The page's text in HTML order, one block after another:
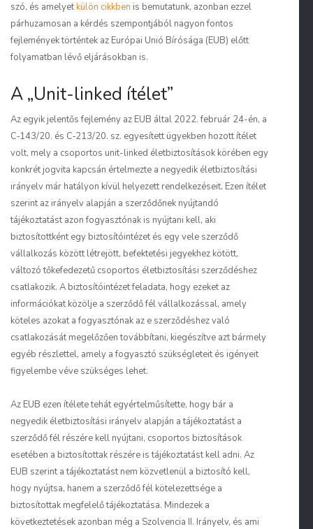
szó, és amelyetkülön cikkben is bemutatunk, azonban ezzel
párhuzamosan a kérdés szempontjából nagyon fontos
fejlemények történtek az Európai Unió Bírósága (EUB) előtt
folyamatban lévő eljárásokban is.
A „Unit-linked ítélet”
Az egyik jelentős fejlemény az EUB által 2022. február 24-én, a
C‑143/20. és C‑213/20. sz. egyesített ügyekben hozott ítélet
volt, mely a csoportos unit-linked életbiztosítások körében egy
konkrét jogvita kapcsán értelmezte a negyedik életbiztosítási
irányelv már hatályon kívül helyezett rendelkezéseit. Ezen ítélet
szerint az irányelv alapján a szerződőnek nyújtandó
tájékoztatást azon fogyasztónak is nyújtani kell, aki
biztosítottként egy biztosítóintézet és egy vele szerződő
vállalkozás között létrejött, befektetési jegyekhez kötött,
változó tőkefedezetű csoportos életbiztosítási szerződéshez
csatlakozik. A biztosítóintézet feladata, hogy ezeket az
információkat közölje a szerződő fél vállalkozással, amely
köteles azokat a fogyasztónak az e szerződéshez való
csatlakozását megelőzően továbbítani, kiegészítve azt bármely
egyéb részlettel, amely a fogyasztó szükségleteit és igényeit
figyelembe véve szükséges lehet.
Az EUB ezen ítélete tehát egyértelműsítette, hogy bár a
negyedik életbiztosítási irányelv alapján a tájékoztatást a
szerződő fél részére kell nyújtani, csoportos biztosítások
esetében a biztosítottak részére is tájékoztatást kell adni. Az
EUB szerint a tájékoztatást nem közvetlenül a biztosító kell,
hogy nyújtsa, hanem a szerződő fél kötelezettsége a
biztosítottak megfelelő tájékoztatása. Mindezek a
következtetések azonban még a Szolvencia II. Irányelv, és ami